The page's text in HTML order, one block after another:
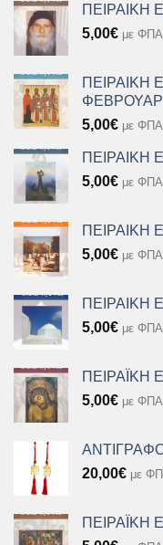
ΠΕΙΡΑΙΚΗ
5,00€ με ΦΠΑ
ΠΕΙΡΑΙΚΗ
5,00€ με ΦΠΑ
ΠΕΙΡΑΙΚΗ
5,00€ με ΦΠΑ
ΠΕΙΡΑΙΚΗ
5,00€ με ΦΠΑ
ΠΕΙΡΑΙΚΗ
5,00€ με ΦΠΑ
ΠΕΙΡΑΪΚΗ
5,00€ με ΦΠΑ
20,00€ με
ΠΕΙΡΑΪΚΗ